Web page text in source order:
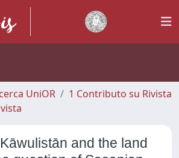
UniOR
1 Contributo su Rivista
and the land